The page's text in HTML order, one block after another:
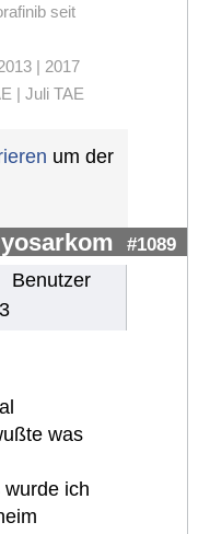
seit
| 2017
| Juli TAE
um der
#1089
Benutzer
was
ich